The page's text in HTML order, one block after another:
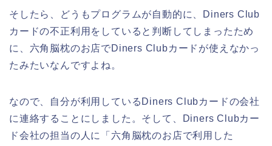
そしたら、どうもプログラムが自動的に、Diners Club
カードの不正利用をしていると判断してしまったため
に、六角脳枕のお店でDiners Clubカードが使えなかっ
たみたいなんですよね。
なので、自分が利用しているDiners Clubカードの会社
に連絡することにしました。そして、Diners Clubカー
ド会社の担当の人に「六角脳枕のお店で利用した